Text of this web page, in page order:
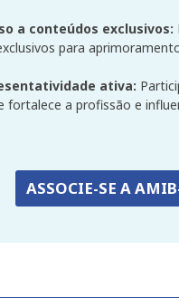
a conteúdos exclusivos:
para
ativa:
fortalece a profissão e
ASSOCIE-SE A